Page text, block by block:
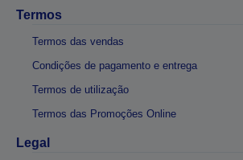
Termos
Termos das vendas
Condições de pagamento e entrega
Termos de utilização
Termos das Promoções Online
Legal